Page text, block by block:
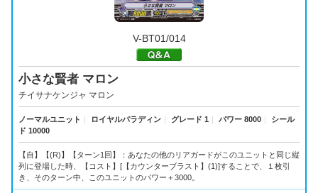
V-BT01/014
小さな賢者 マロン
チイサナケンジャ マロン
ノーマルユニット ｜ ロイヤルパラディン ｜ グレード 1 ｜ パワー 8000 ｜
シール
ド 10000
【自】【(R)】【ターン1回】：あなたの他のリアガードがこのユニットと同じ縦
列に登場した時、【コスト】[【カウンターブラスト】(1)]することで、１枚引
き、そのターン中、このユニットのパワー＋3000。